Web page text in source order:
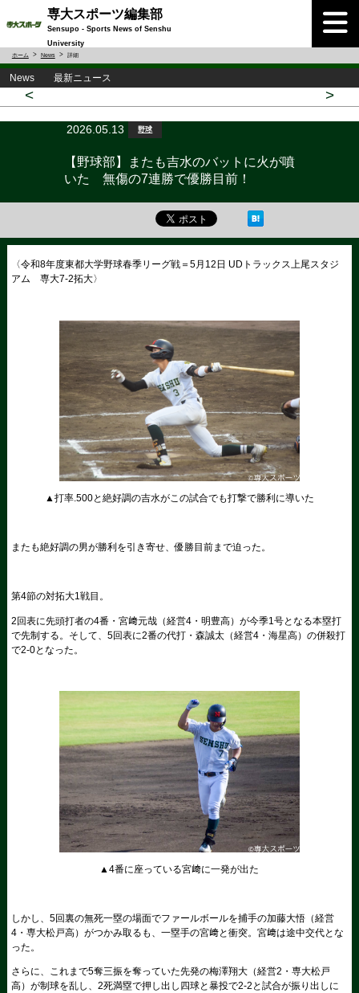
専大スポーツ編集部
Sensupo - Sports News of Senshu
University
ホーム News 詳細
News 最新ニュース
< >
2026.05.13 野球
【野球部】またも吉水のバットに火が噴
いた 無傷の7連勝で優勝目前！
〈令和8年度東都大学野球春季リーグ戦＝5月12日 UDトラックス上尾スタジ
アム 専大7-2拓大〉
▲打率.500と絶好調の吉水がこの試合でも打撃で勝利に導いた
またも絶好調の男が勝利を引き寄せ、優勝目前まで迫った。
第4節の対拓大1戦目。
2回表に先頭打者の4番・宮﨑元哉（経営4・明豊高）が今季1号となる本塁打
で先制する。そして、5回表に2番の代打・森誠太（経営4・海星高）の併殺打
で2-0となった。
▲4番に座っている宮﨑に一発が出た
しかし、5回裏の無死一塁の場面でファールボールを捕手の加藤大悟（経営
4・専大松戸高）がつかみ取るも、一塁手の宮﨑と衝突。宮﨑は途中交代とな
った。
さらに、これまで5奪三振を奪っていた先発の梅澤翔大（経営2・専大松戸
高）が制球を乱し、2死満塁で押し出し四球と暴投で2-2と試合が振り出しに